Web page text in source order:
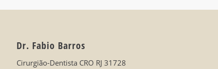
Dr. Fabio Barros
Cirurgião-Dentista CRO RJ 31728